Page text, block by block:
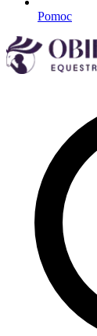
Pomoc